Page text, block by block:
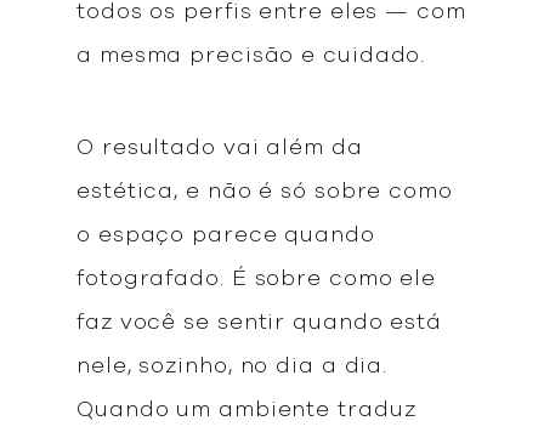
todos os perfis entre eles — com
a mesma precisão e cuidado.
O resultado vai além da
estética, e não é só sobre como
o espaço parece quando
fotografado. É sobre como ele
faz você se sentir quando está
nele, sozinho, no dia a dia.
Quando um ambiente traduz